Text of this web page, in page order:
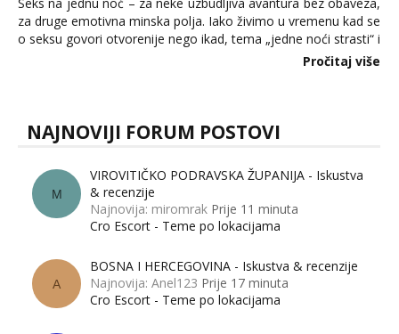
za druge emotivna minska polja. Iako živimo u vremenu kad se
o seksu govori otvorenije nego ikad, tema „jedne noći strasti“ i
dalje izaziva burne rasprave. Što zapravo misle žene, a što
Pročitaj više
NAJNOVIJI FORUM POSTOVI
M
VIROVITIČKO PODRAVSKA ŽUPANIJA - Iskustva
& recenzije
Najnovija: miromrak Prije 11 minuta
Cro Escort - Teme po lokacijama
A
BOSNA I HERCEGOVINA - Iskustva & recenzije
Najnovija: Anel123 Prije 17 minuta
Cro Escort - Teme po lokacijama